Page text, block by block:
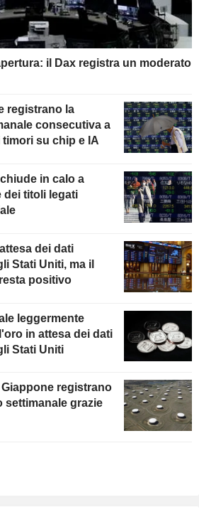
il Dax registra un moderato
registrano la
consecutiva a
su chip e IA
in calo a
dei titoli legati
dei dati
Stati Uniti, ma il
positivo
leggermente
in attesa dei dati
Stati Uniti
registrano
settimanale grazie